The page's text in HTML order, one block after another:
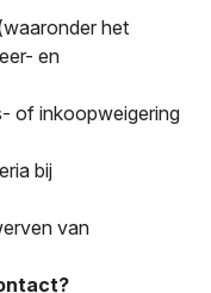
het
en
of inkoopweigering
bij
van